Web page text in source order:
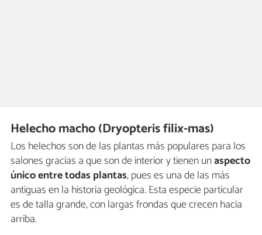
Helecho macho (Dryopteris filix-mas)
Los helechos son de las plantas más populares para los
salones gracias a que son de interior y tienen unaspecto
único entre todas plantas, pues es una de las más
antiguas en la historia geológica. Esta especie particular
es de talla grande, con largas frondas que crecen hacia
arriba.